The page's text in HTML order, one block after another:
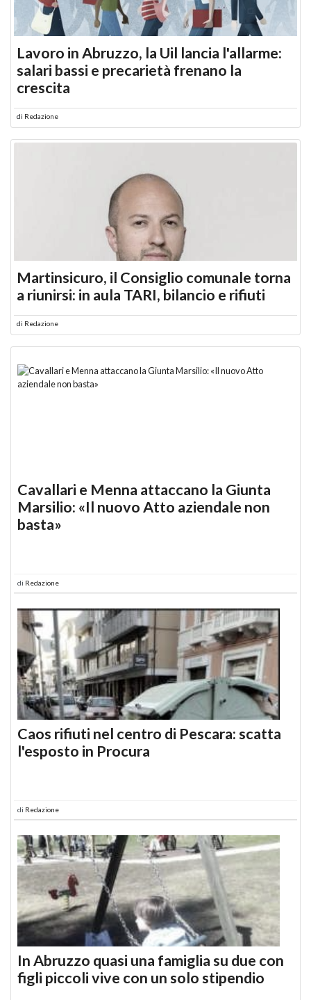
Lavoro in Abruzzo, la Uil lancia l'allarme:
salari bassi e precarietà frenano la
crescita
di Redazione
Martinsicuro, il Consiglio comunale torna
a riunirsi: in aula TARI, bilancio e rifiuti
di Redazione
Cavallari e Menna attaccano la Giunta
Marsilio: «Il nuovo Atto aziendale non
basta»
di Redazione
Caos rifiuti nel centro di Pescara: scatta
l'esposto in Procura
di Redazione
In Abruzzo quasi una famiglia su due con
figli piccoli vive con un solo stipendio